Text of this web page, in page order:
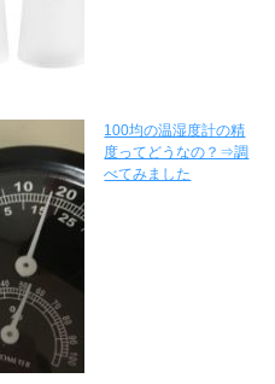
100均の温湿度計の精
度ってどうなの？⇒調
べてみました